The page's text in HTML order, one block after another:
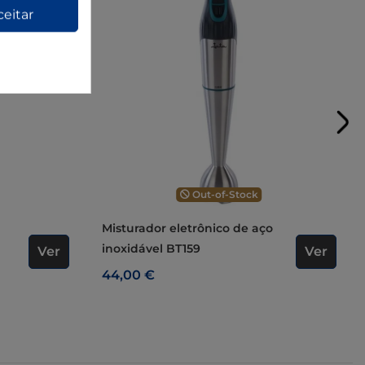
Ver
Out-of-Stock
Misturador eletrônico de aço
inoxidável BT159
44,00 €
Ver